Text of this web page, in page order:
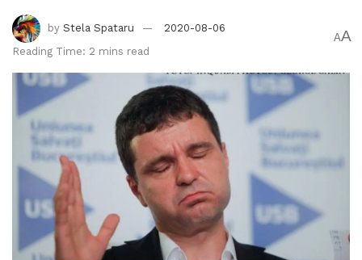
by Stela Spataru
2020-08-06
Reading Time: 2 mins read
AA